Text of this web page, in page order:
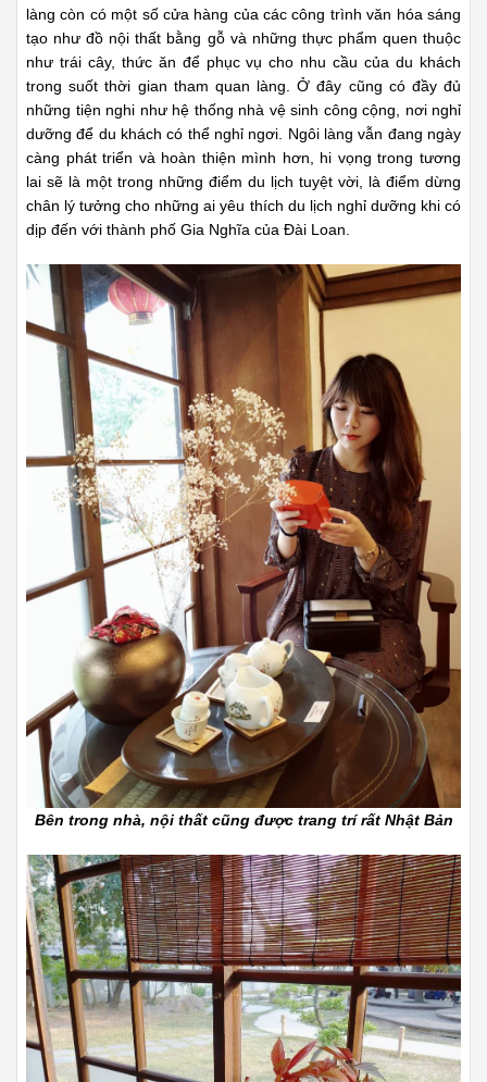
làng còn có một số cửa hàng của các công trình văn hóa sáng
tạo như đồ nội thất bằng gỗ và những thực phẩm quen thuộc
như trái cây, thức ăn để phục vụ cho nhu cầu của du khách
trong suốt thời gian tham quan làng. Ở đây cũng có đầy đủ
những tiện nghi như hệ thống nhà vệ sinh công cộng, nơi nghỉ
dưỡng để du khách có thể nghỉ ngơi. Ngôi làng vẫn đang ngày
càng phát triển và hoàn thiện mình hơn, hi vọng trong tương
lai sẽ là một trong những điểm du lịch tuyệt vời, là điểm dừng
chân lý tưởng cho những ai yêu thích du lịch nghỉ dưỡng khi có
dịp đến với thành phố Gia Nghĩa của Đài Loan.
Bên trong nhà, nội thất cũng được trang trí rất Nhật Bản